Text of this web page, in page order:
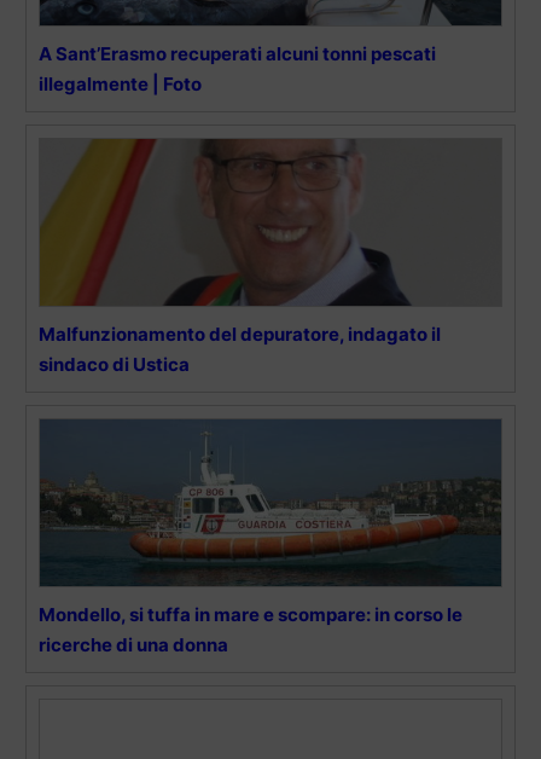
A Sant’Erasmo recuperati alcuni tonni pescati
illegalmente | Foto
Malfunzionamento del depuratore, indagato il
sindaco di Ustica
Mondello, si tuffa in mare e scompare: in corso le
ricerche di una donna